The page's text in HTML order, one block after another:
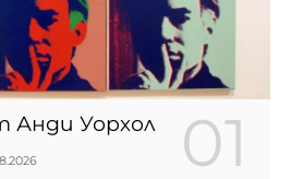
Анди Уорхол